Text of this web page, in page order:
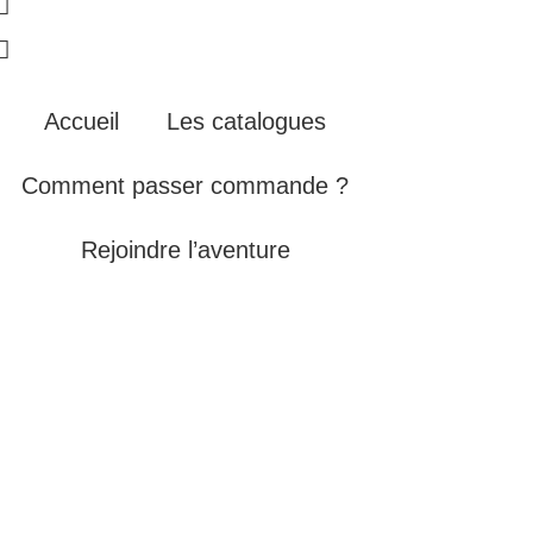
Accueil Les catalogues
Comment passer commande ?
Rejoindre l’aventure